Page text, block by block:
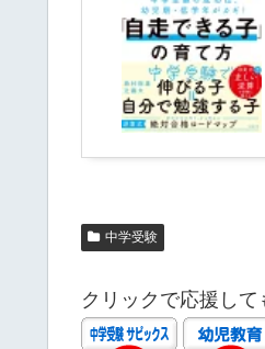
中学受験
クリックで応援して